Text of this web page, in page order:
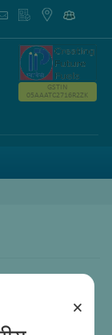
×
GSTIN
05AAATC2716R2ZK